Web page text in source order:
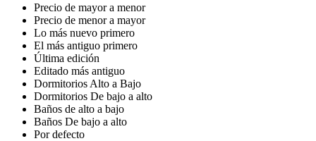
Precio de mayor a menor
Precio de menor a mayor
Lo más nuevo primero
El más antiguo primero
Última edición
Editado más antiguo
Dormitorios Alto a Bajo
Dormitorios De bajo a alto
Baños de alto a bajo
Baños De bajo a alto
Por defecto